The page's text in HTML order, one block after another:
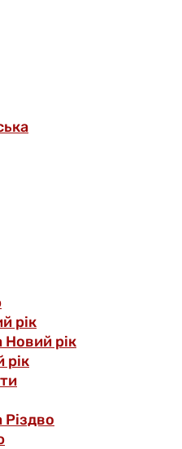
рік
Новий рік
рік
Різдво